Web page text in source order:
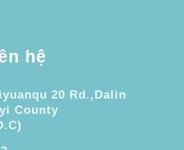
hệ
20 Rd.,Dalin
County